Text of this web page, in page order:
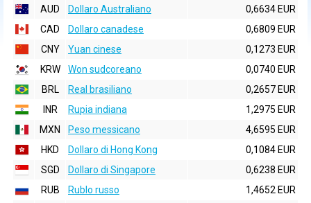
AUD
Dollaro Australiano
0,6634 EUR
CAD
Dollaro canadese
0,6809 EUR
CNY
Yuan cinese
0,1273 EUR
KRW
Won sudcoreano
0,0740 EUR
BRL
Real brasiliano
0,2657 EUR
INR
Rupia indiana
1,2975 EUR
MXN
Peso messicano
4,6595 EUR
HKD
Dollaro di Hong Kong
0,1084 EUR
SGD
Dollaro di Singapore
0,6238 EUR
RUB
Rublo russo
1,4652 EUR